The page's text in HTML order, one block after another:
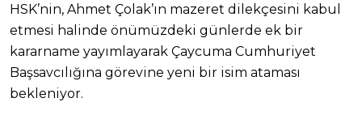
HSK’nin, Ahmet Çolak’ın mazeret dilekçesini kabul
etmesi halinde önümüzdeki günlerde ek bir
kararname yayımlayarak Çaycuma Cumhuriyet
Başsavcılığına görevine yeni bir isim ataması
bekleniyor.